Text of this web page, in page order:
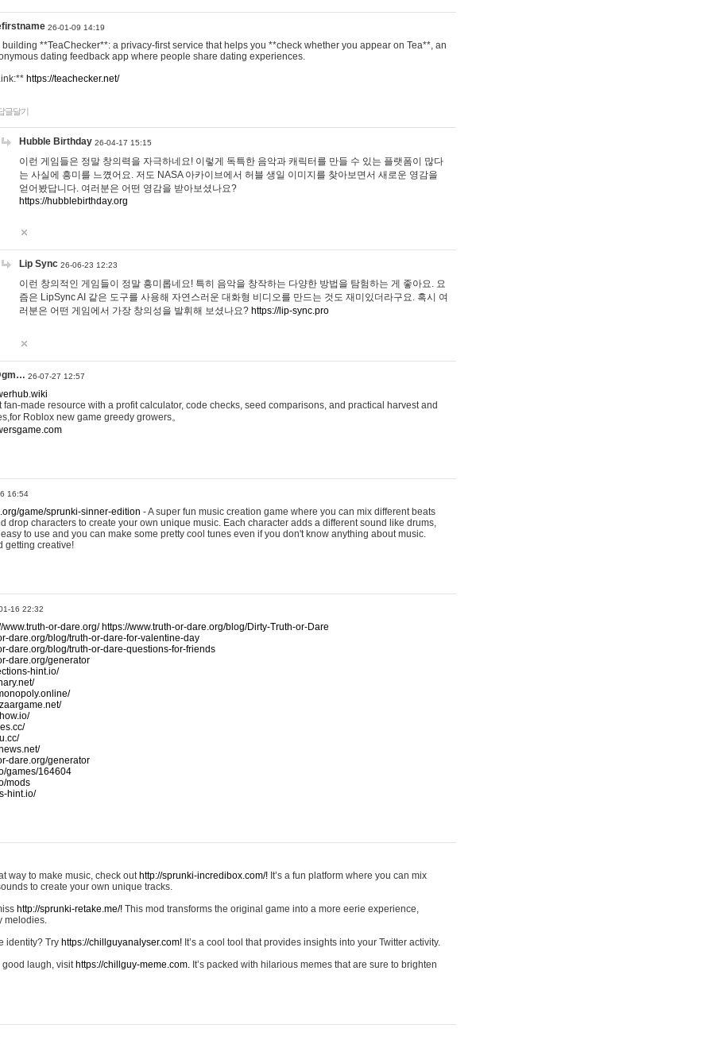
26-01-09 14:19
building **TeaChecker**: a privacy-first service that helps you **check whether you appear on Tea**, an
dating feedback app where people share dating experiences.
https://teachecker.net/
글달기
Hubble Birthday 26-04-17 15:15
이런 게임들은 정말 창의력을 자극하네요! 이렇게 독특한 음악과 캐릭터를 만들 수 있는 플랫폼이 많다
는 사실에 흥미를 느꼈어요. 저도 NASA 아카이브에서 허블 생일 이미지를 찾아보면서 새로운 영감을
얻어봤답니다. 여러분은 어떤 영감을 받아보셨나요?
https://hubblebirthday.org
Lip Sync 26-06-23 12:23
이런 창의적인 게임들이 정말 흥미롭네요! 특히 음악을 창작하는 다양한 방법을 탐험하는 게 좋아요. 요
즘은 LipSync AI 같은 도구를 사용해 자연스러운 대화형 비디오를 만드는 것도 재미있더라구요. 혹시 여
러분은 어떤 게임에서 가장 창의성을 발휘해 보셨나요? https://lip-sync.pro
26-07-27 12:57
made resource with a profit calculator, code checks, seed comparisons, and practical harvest and
Roblox new game greedy growers。
16:54
game/sprunki-sinner-edition - A super fun music creation game where you can mix different beats
drop characters to create your own unique music. Each character adds a different sound like drums,
to use and you can make some pretty cool tunes even if you don't know anything about music.
getting creative!
16 22:32
www.truth-or-dare.org/ https://www.truth-or-dare.org/blog/Dirty-Truth-or-Dare
dare.org/blog/truth-or-dare-for-valentine-day
dare.org/blog/truth-or-dare-questions-for-friends
dare.org/generator
hint.io/
dare.org/generator
games/164604
mods
hint.io/
way to make music, check out http://sprunki-incredibox.com/! It’s a fun platform where you can mix
to create your own unique tracks.
http://sprunki-retake.me/! This mod transforms the original game into a more eerie experience,
melodies.
identity? Try https://chillguyanalyser.com! It’s a cool tool that provides insights into your Twitter activity.
good laugh, visit https://chillguy-meme.com. It’s packed with hilarious memes that are sure to brighten